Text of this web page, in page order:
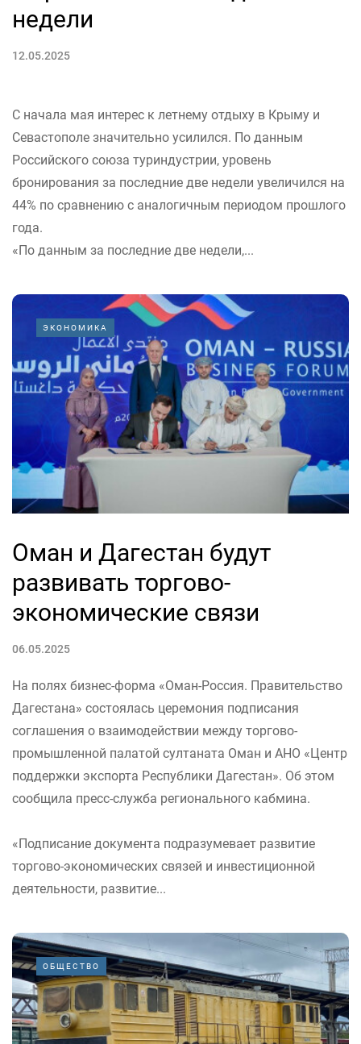
недели
12.05.2025
С начала мая интерес к летнему отдыху в Крыму и
Севастополе значительно усилился. По данным
Российского союза туриндустрии, уровень
бронирования за последние две недели увеличился на
44% по сравнению с аналогичным периодом прошлого
года.
«По данным за последние две недели,...
ЭКОНОМИКА
Оман и Дагестан будут
развивать торгово-
экономические связи
06.05.2025
На полях бизнес-форма «Оман-Россия. Правительство
Дагестана» состоялась церемония подписания
соглашения о взаимодействии между торгово-
промышленной палатой султаната Оман и АНО «Центр
поддержки экспорта Республики Дагестан». Об этом
сообщила пресс-служба регионального кабмина.
«Подписание документа подразумевает развитие
торгово-экономических связей и инвестиционной
деятельности, развитие...
ОБЩЕСТВО